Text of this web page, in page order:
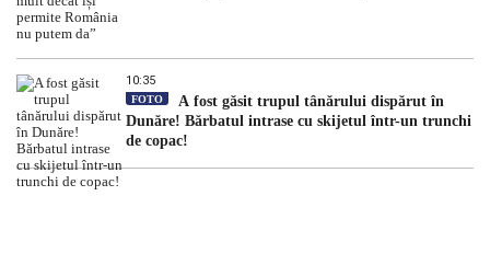
10:35
FOTO
A fost găsit trupul tânărului dispărut în
Dunăre! Bărbatul intrase cu skijetul într-un trunchi
de copac!